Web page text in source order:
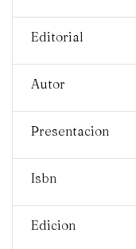
Editorial
Autor
Presentacion
Isbn
Edicion